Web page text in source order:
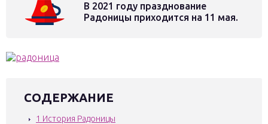
В 2021 году празднование
Радоницы приходится на 11 мая.
СОДЕРЖАНИЕ
1 История Радоницы